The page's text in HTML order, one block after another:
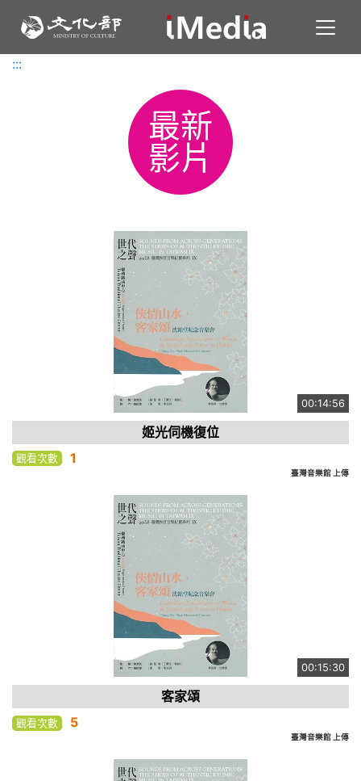
:::
:::
最新
影片
00:14:56
姬光伺機復位
觀看次數 1
臺灣音樂館 上傳
00:15:30
客家頌
觀看次數 5
臺灣音樂館 上傳